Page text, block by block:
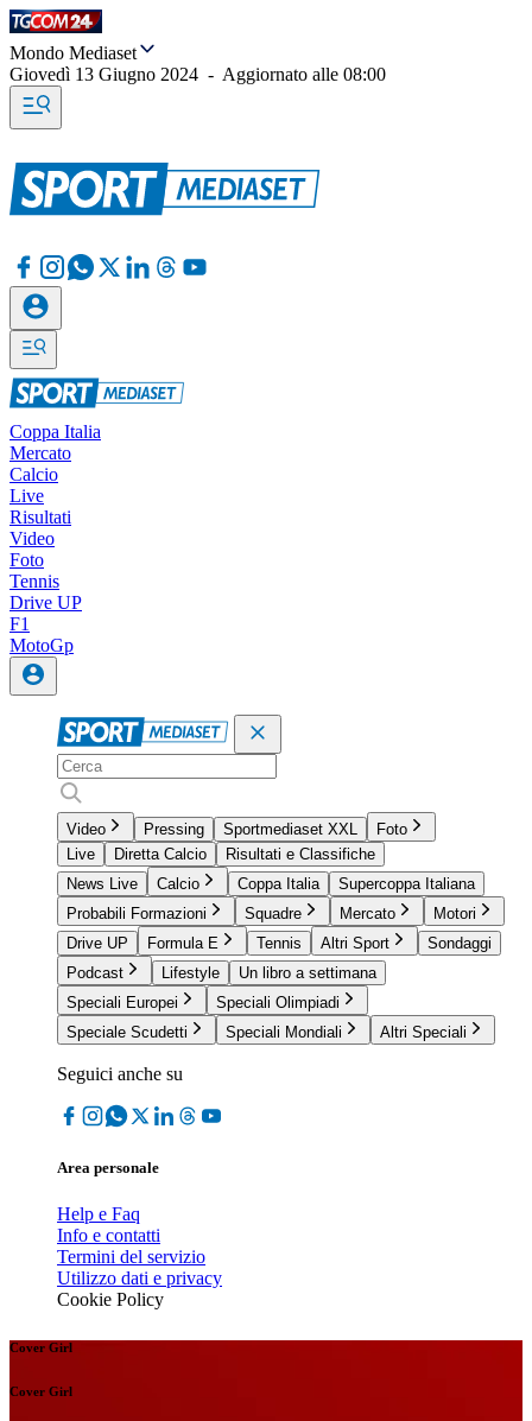
Mondo Mediaset
Giovedì 13 Giugno 2024 - Aggiornato alle 08:00
Coppa Italia
Mercato
Calcio
Live
Risultati
Video
Foto
Tennis
Drive UP
F1
MotoGp
Video Pressing Sportmediaset XXL
Foto
Live
Diretta Calcio
Risultati e Classifiche
News Live
Calcio Coppa Italia
Supercoppa Italiana
Probabili Formazioni
Squadre Mercato
Motori
Drive UP
Formula E Tennis Altri Sport
Sondaggi
Podcast
Lifestyle
Un libro a settimana
Speciali Europei
Speciali Olimpiadi
Speciale Scudetti
Speciali Mondiali Altri Speciali
Seguici anche su
Area personale
Help e Faq
Info e contatti
Termini del servizio
Utilizzo dati e privacy
Cookie Policy
Cover Girl
Cover Girl